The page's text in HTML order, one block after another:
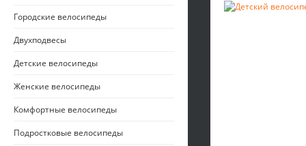
Городские велосипеды
Двухподвесы
Детские велосипеды
Женские велосипеды
Комфортные велосипеды
Подростковые велосипеды